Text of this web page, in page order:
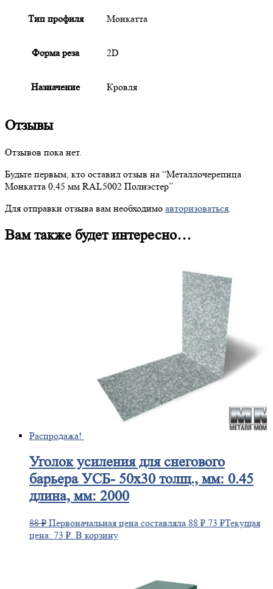
Тип профиля Монкатта
Форма реза 2D
Назначение Кровля
Отзывы
Отзывов пока нет.
Будьте первым, кто оставил отзыв на “Металлочерепица
Монкатта 0,45 мм RAL5002 Полиэстер”
Для отправки отзыва вам необходимо авторизоваться
Вам также будет интересно…
Распродажа!
Уголокусиления для снегового
барьера УСБ- 50х30 толщ., мм: 0.45
длина, мм: 2000
88₽ Первоначальная цена составляла 88 ₽.73 ₽Текущая
цена: 73 ₽. В корзину